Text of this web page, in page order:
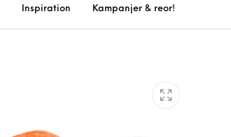
Inspiration Kampanjer & reor!